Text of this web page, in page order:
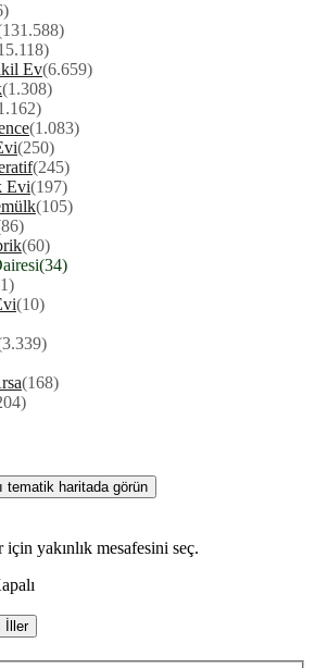
Ev(6.659)
(1.308)
(1.083)
(250)
(245)
Evi(197)
(105)
(60)
(34)
(10)
(168)
tematik haritada görün
yakınlık mesafesini seç.
İller